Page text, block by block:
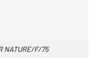
NATURE/F/75